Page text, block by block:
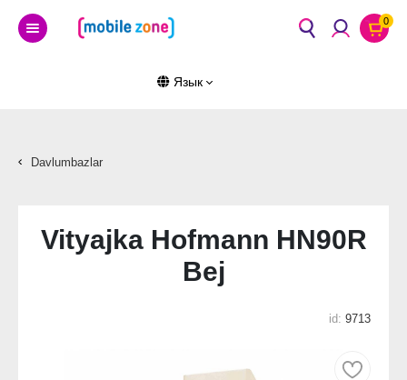
0
Язык
Davlumbazlar
Vityajka Hofmann HN90R
Bej
id: 9713